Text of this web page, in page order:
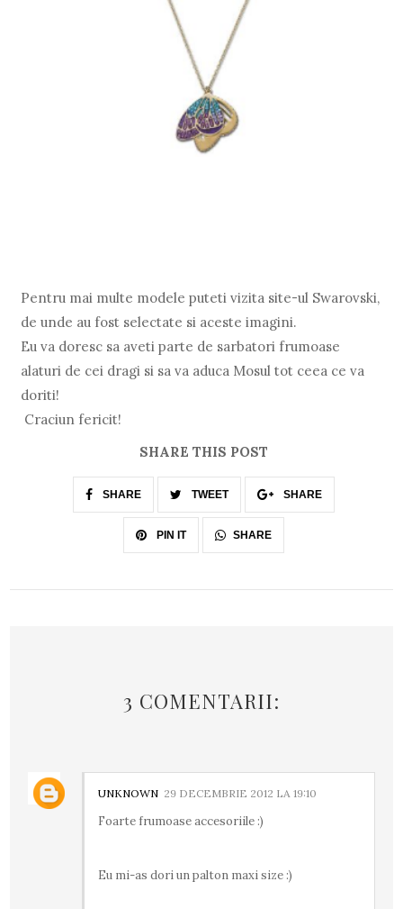
Pentru mai multe modele puteti vizita site-ul Swarovski,
de unde au fost selectate si aceste imagini.
Eu va doresc sa aveti parte de sarbatori frumoase
alaturi de cei dragi si sa va aduca Mosul tot ceea ce va
doriti!
Craciun fericit!
SHARE THIS POST
SHARE TWEET SHARE
PIN IT SHARE
3 COMENTARII:
UNKNOWN 29 DECEMBRIE 2012 LA 19:10
Foarte frumoase accesoriile :)
Eu mi-as dori un palton maxi size :)